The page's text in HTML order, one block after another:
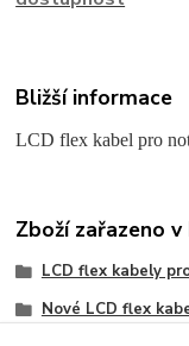
Bližší informace
LCD flex kabel pro
Zboží zařazeno
LCD flex kabely
Nové LCD flex